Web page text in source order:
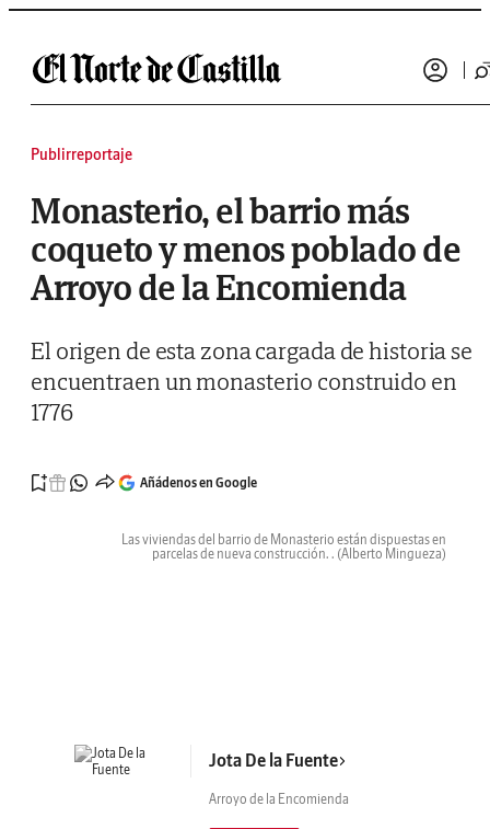
Saltar al contenido
Publirreportaje
Monasterio, el barrio más
coqueto y menos poblado de
Arroyo de la Encomienda
El origen de esta zona cargada de historia se
encuentraen un monasterio construido en
1776
Añádenos en Google
Las viviendas del barrio de Monasterio están dispuestas en
parcelas de nueva construcción. . (Alberto Mingueza)
Jota De la Fuente
Arroyo de la Encomienda